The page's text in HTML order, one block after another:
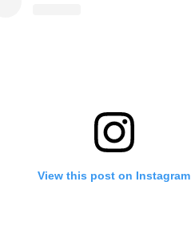
View this post on Instagram